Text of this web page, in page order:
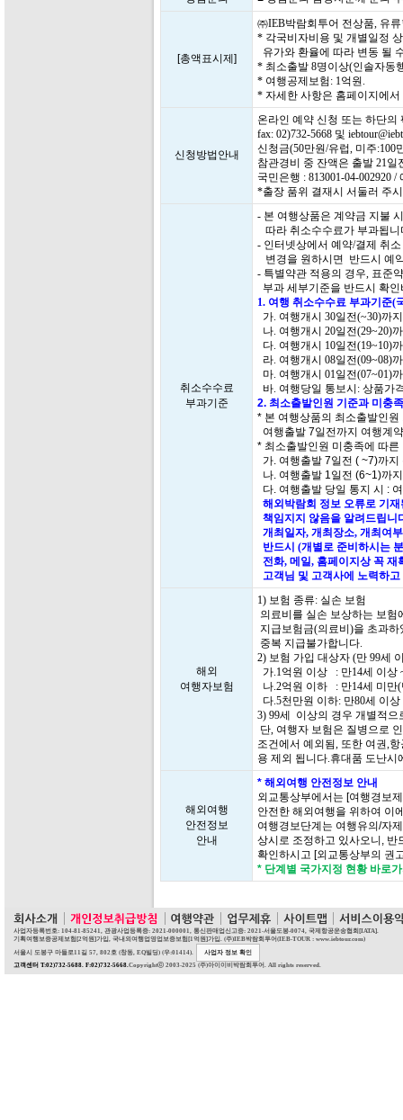
[총액표시제]
㈜IEB박람회투어 전상품, 유
* 각국비자비용 및 개별일정
유가와 환율에 따라 변동 될
* 최소출발 8명이상(인솔자동
* 여행공제보험: 1억원.
* 자세한 사항은 홈페이지에
신청방법안내
온라인 예약 신청 또는 하단
fax: 02)732-5668 및
신청금(50만원/유럽, 미주:100
참관경비 중 잔액은 출발 21
국민은행 : 813001-04-002920
*출장 품위 결재시 서둘러 주
취소수수료
부과기준
- 본 여행상품은 계약금 지불
따라 취소수수료가 부과됩니
- 인터넷상에서 예약/결제 취
변경을 원하시면 반드시 예
- 특별약관 적용의 경우, 표준
부과 세부기준을 반드시 확
1. 여행 취소수수료 부과기준(
가. 여행개시 30일전(~30)까
나. 여행개시 20일전(29~20)
다. 여행개시 10일전(19~10)
라. 여행개시 08일전(09~08)
마. 여행개시 01일전(07~01)
바. 여행당일 통보시: 상품가
2. 최소출발인원 기준과 미충
* 본 여행상품의 최소출발인
여행출발 7일전까지 여행계
* 최소출발인원 미충족에 따
가. 여행출발 7일전 ( ~7)까
나. 여행출발 1일전 (6~1)까
다. 여행출발 당일 통지 시 :
해외박람회 정보 오류로 기
책임지지 않음을 알려드립니
개최일자, 개최장소, 개최여
반드시 (개별로 준비하시는
전화, 메일, 홈페이지상 꼭 재
고객님 및 고객사에 노력하
해외
여행자보험
1) 보험 종류: 실손 보험
의료비를 실손 보상하는 보
지급보험금(의료비)을 초과
중복 지급불가합니다.
2) 보험 가입 대상자 (만 99세
가.1억원 이상 : 만14세 이상
나.2억원 이하 : 만14세 미만
다.5천만원 이하: 만80세 이
3) 99세 이상의 경우 개별적
단, 여행자 보험은 질병으로
조건에서 예외됨, 또한 여권,
용 제외 됩니다.휴대품 도난
해외여행
안전정보
안내
* 해외여행 안전정보 안내
외교통상부에서는 [여행경보
안전한 해외여행을 위하여 이
여행경보단계는 여행유의/자
상시로 조정하고 있사오니, 반
확인하시고 [외교통상부의 권
* 단계별 국가지정 현황 바로
사업자등록번호: 104-81-85241, 관광사업등록증: 2021-000001, 통신판매업신고증: 2021-서울도봉-0074, 국제항공운송협회[IATA].
기획여행보증공제보험[2억원]가입, 국내외여행업영업보증보험[1억원]가입. (주)IEB박람회투어(IEB-TOUR : www.iebtour.com)
서울시 도봉구 마들로11길 57, 802호 (창동, EQ빌딩) (우:01414).
사업자 정보 확인
고객센터 T:02)732-5688. F:02)732-5668.Copyrightⓒ 2003-2025 (주)아이이비박람회투어. All rights reserved.